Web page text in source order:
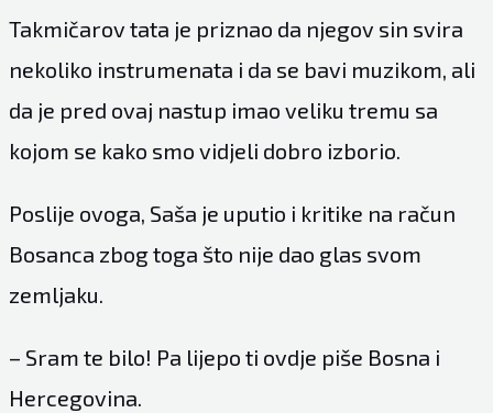
Takmičarov tata je priznao da njegov sin svira
nekoliko instrumenata i da se bavi muzikom, ali
da je pred ovaj nastup imao veliku tremu sa
kojom se kako smo vidjeli dobro izborio.
Poslije ovoga, Saša je uputio i kritike na račun
Bosanca zbog toga što nije dao glas svom
zemljaku.
– Sram te bilo! Pa lijepo ti ovdje piše Bosna i
Hercegovina.